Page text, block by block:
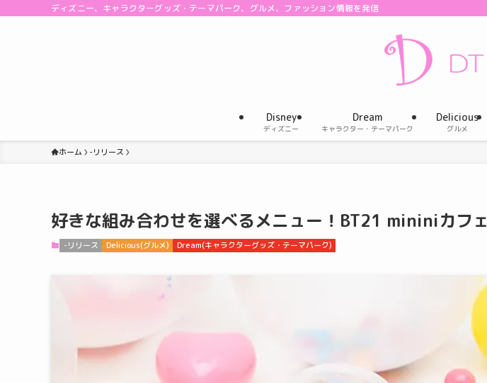
ディズニー、キャラクターグッズ・テーマパーク、グルメ、ファッション情報を発信
Disney
ディズニー
Dream
キャラクター・テーマパーク
Delicious
グルメ
ホーム -リリース
好きな組み合わせを選べるメニュー！BT21 mininiカフェ
-リリース Delicious(グルメ) Dream(キャラクターグッズ・テーマパーク)